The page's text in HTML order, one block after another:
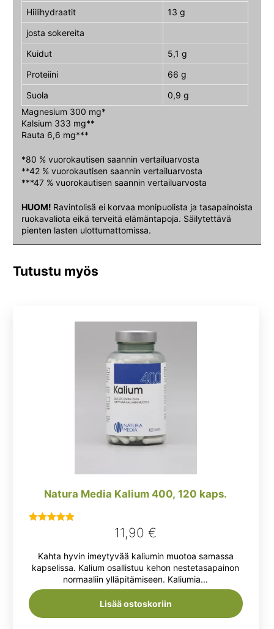
Hiilihydraatit
13 g
josta sokereita
Kuidut
5,1 g
Proteiini
66 g
Suola
0,9 g
Magnesium 300 mg*
Kalsium 333 mg**
Rauta 6,6 mg***
*80 % vuorokautisen saannin vertailuarvosta
**42 % vuorokautisen saannin vertailuarvosta
***47 % vuorokautisen saannin vertailuarvosta
HUOM! Ravintolisä ei korvaa monipuolista ja tasapainoista
ruokavaliota eikä terveitä elämäntapoja. Säilytettävä
pienten lasten ulottumattomissa.
Tutustu myös
Natura Media Kalium 400, 120 kaps.
5.00/ 5
11,90€
Kahta hyvin imeytyvää kaliumin muotoa samassa
kapselissa. Kalium osallistuu kehon nestetasapainon
normaaliin ylläpitämiseen. Kaliumia...
Lisää ostoskoriin